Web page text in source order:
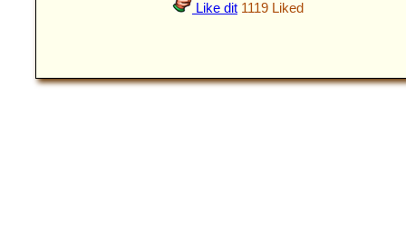
Like dit 1119 Liked